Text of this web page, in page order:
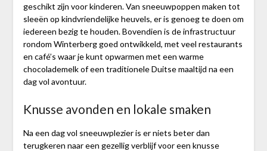
geschikt zijn voor kinderen. Van sneeuwpoppen maken tot
sleeën op kindvriendelijke heuvels, er is genoeg te doen om
iedereen bezig te houden. Bovendien is de infrastructuur
rondom Winterberg goed ontwikkeld, met veel restaurants
en café’s waar je kunt opwarmen met een warme
chocolademelk of een traditionele Duitse maaltijd na een
dag vol avontuur.
Knusse avonden en lokale smaken
Na een dag vol sneeuwplezier is er niets beter dan
terugkeren naar een gezellig verblijf voor een knusse